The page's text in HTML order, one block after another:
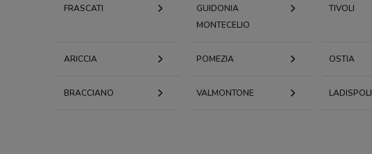
FRASCATI
GUIDONIA
MONTECELIO
TIVOLI
ARICCIA POMEZIA OSTIA
BRACCIANO VALMONTONE LADISPOLI